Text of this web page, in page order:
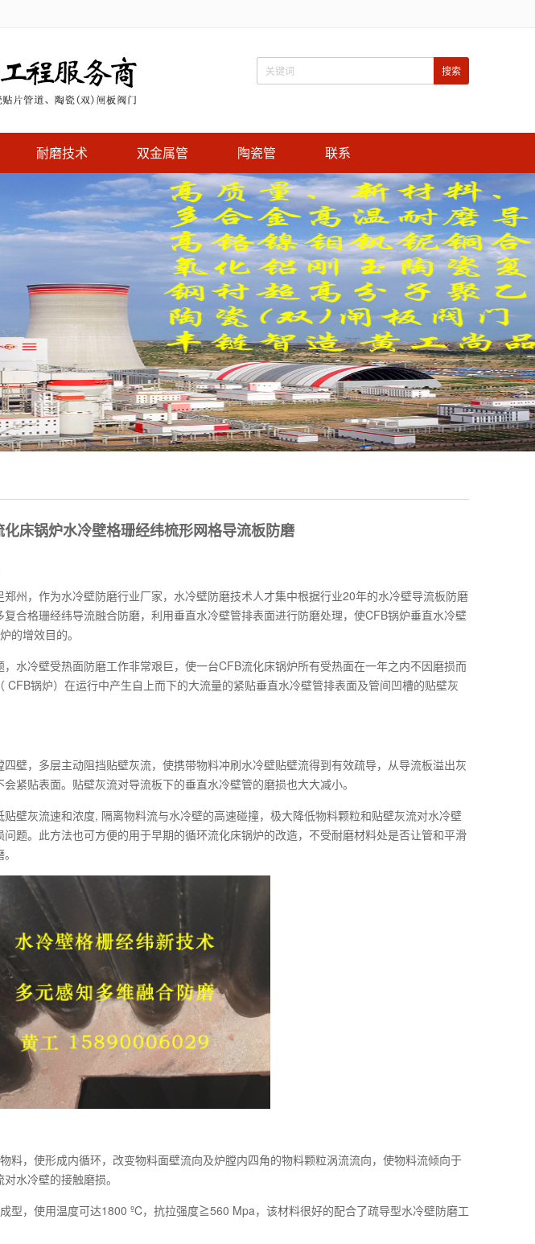
耐磨技术 双金属管 陶瓷管 联系
床锅炉水冷壁格珊经纬梳形网格导流板防磨
州，作为水冷壁防磨行业厂家，水冷壁防磨技术人才集中根据行业20年的水冷壁导流板防磨
合格珊经纬导流融合防磨，利用垂直水冷壁管排表面进行防磨处理，使CFB锅炉垂直水冷壁
的增效目的。
水冷壁受热面防磨工作非常艰巨，使一台CFB流化床锅炉所有受热面在一年之内不因磨损而
锅炉）在运行中产生自上而下的大流量的紧贴垂直水冷壁管排表面及管间凹槽的贴壁灰
壁，多层主动阻挡贴壁灰流，使携带物料冲刷水冷壁贴壁流得到有效疏导，从导流板溢出灰
紧贴表面。贴壁灰流对导流板下的垂直水冷壁管的磨损也大大减小。
壁灰流速和浓度, 隔离物料流与水冷壁的高速碰撞，极大降低物料颗粒和贴壁灰流对水冷壁
题。此方法也可方便的用于早期的循环流化床锅炉的改造，不受耐磨材料处是否让管和平滑
料，使形成内循环，改变物料面壁流向及炉膛内四角的物料颗粒涡流流向，使物料流倾向于
水冷壁的接触磨损。
型，使用温度可达1800 ºC，抗拉强度≧560 Mpa，该材料很好的配合了疏导型水冷壁防磨工